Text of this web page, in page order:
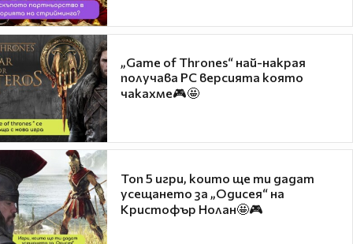
„Game of Thrones“ най-накрая
получава PC версията която
чакахме🎮🤩
Топ 5 игри, които ще ти дадат
усещането за „Одисея“ на
Кристофър Нолан🤩🎮